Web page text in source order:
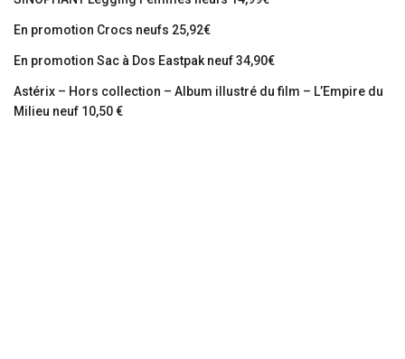
En promotion Crocs neufs 25,92€
En promotion Sac à Dos Eastpak neuf 34,90€
Astérix – Hors collection – Album illustré du film – L’Empire du
Milieu neuf 10,50 €